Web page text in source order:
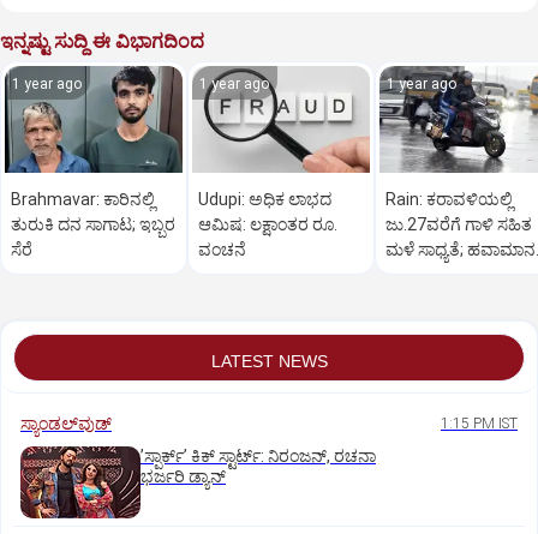
ಇನ್ನಷ್ಟು ಸುದ್ದಿ ಈ ವಿಭಾಗದಿಂದ
1 year ago
Brahmavar: ಕಾರಿನಲ್ಲಿ
ತುರುಕಿ ದನ ಸಾಗಾಟ; ಇಬ್ಬರ
ಸೆರೆ
1 year ago
Udupi: ಅಧಿಕ ಲಾಭದ
ಆಮಿಷ: ಲಕ್ಷಾಂತರ ರೂ.
ವಂಚನೆ
1 year ago
Rain: ಕರಾವಳಿಯಲ್ಲಿ
ಜು.27ವರೆಗೆ ಗಾಳಿ ಸಹಿತ
ಮಳೆ ಸಾಧ್ಯತೆ; ಹವಾಮಾನ
LATEST NEWS
ಸ್ಯಾಂಡಲ್‌ವುಡ್‌ 1:15 PM IST
ʼಸ್ಪಾರ್ಕ್ʼ ಕಿಕ್‌ ಸ್ಟಾರ್ಟ್‌: ನಿರಂಜನ್‌, ರಚನಾ
ಭರ್ಜರಿ ಡ್ಯಾನ್‌